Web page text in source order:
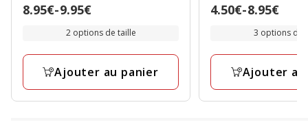
Prix
à
9.95€
8.95€-9.95€
2 options de taille
Ajouter au panier
Prix
à
8.95€
4.50€-8.95€
3 options de
Ajouter